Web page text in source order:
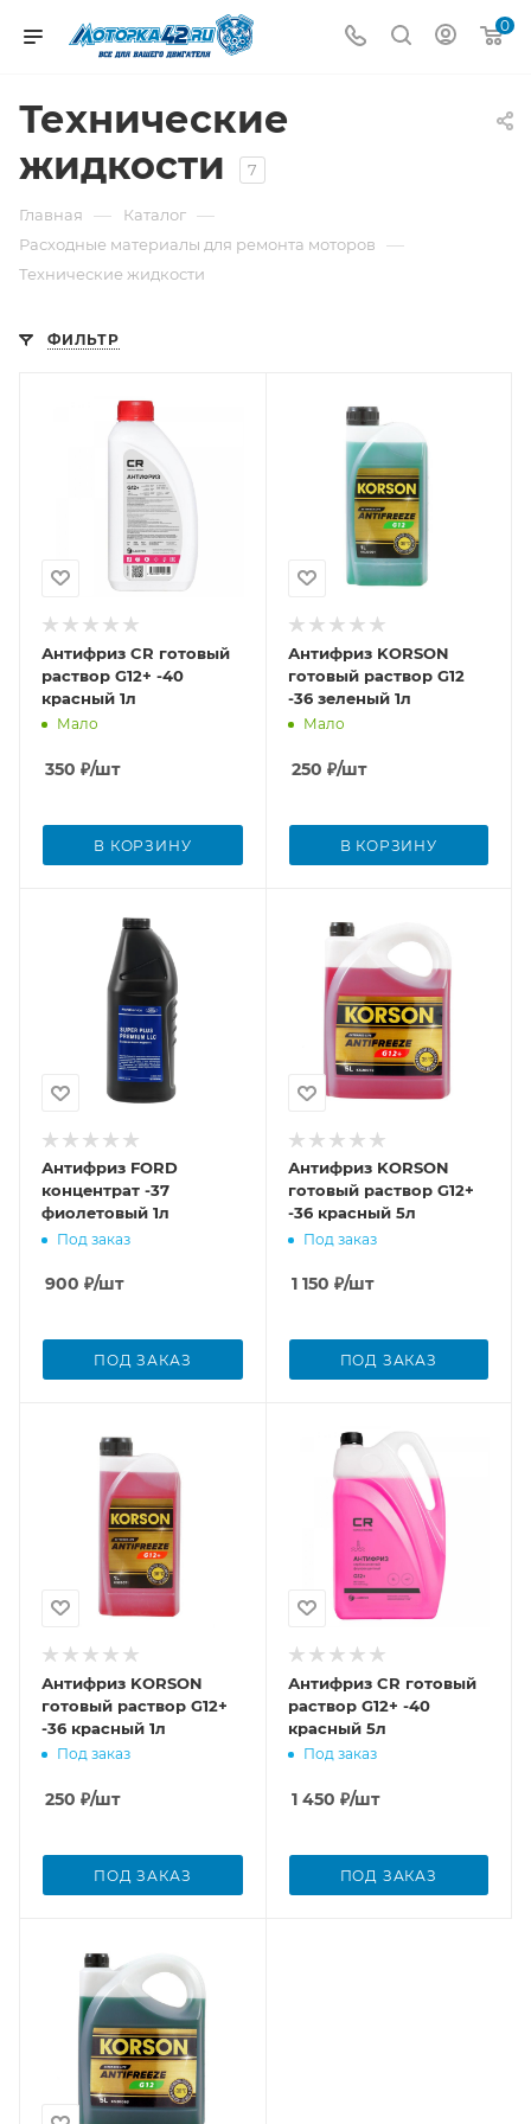
0
Технические
жидкости
7
Главная — Каталог —
Расходные материалы для ремонта моторов —
Технические жидкости
ФИЛЬТР
Антифриз CR готовый
раствор G12+ -40
красный 1л
Мало
350 ₽/шт
В КОРЗИНУ
Антифриз KORSON
готовый раствор G12
-36 зеленый 1л
Мало
250 ₽/шт
В КОРЗИНУ
Антифриз FORD
концентрат -37
фиолетовый 1л
Под заказ
900 ₽/шт
ПОД ЗАКАЗ
Антифриз KORSON
готовый раствор G12+
-36 красный 5л
Под заказ
1 150 ₽/шт
ПОД ЗАКАЗ
Антифриз KORSON
готовый раствор G12+
-36 красный 1л
Под заказ
250 ₽/шт
ПОД ЗАКАЗ
Антифриз CR готовый
раствор G12+ -40
красный 5л
Под заказ
1 450 ₽/шт
ПОД ЗАКАЗ